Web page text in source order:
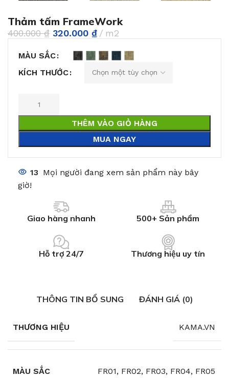
Thảm tấm FrameWork
400.000₫ 320.000 ₫ m2
MÀU SẮC
KÍCH THƯỚC
THÊM VÀO GIỎ HÀNG
MUA NGAY
13 Mọi người đang xem sản phẩm này bây
giờ!
Giao hàng nhanh 500+ Sản phẩm
Hỗ trợ 24/7 Thương hiệu uy tín
THÔNG TIN BỔ SUNG ĐÁNH GIÁ (0)
THƯƠNG HIỆU KAMA.VN
MÀU SẮC FR01, FR02, FR03, FR04, FR05